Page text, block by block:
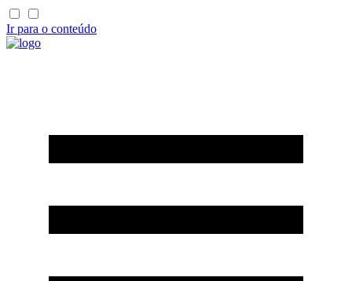
Ir para o conteúdo